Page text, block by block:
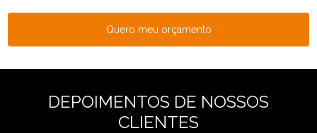
Quero meu orçamento
DEPOIMENTOS DE NOSSOS
CLIENTES